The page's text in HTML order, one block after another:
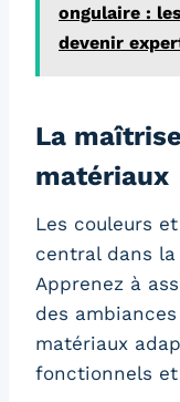
ongulaire :
devenir
La
matériaux
Les couleurs
central dans
Apprenez à
des
matériaux
fonctionnels et